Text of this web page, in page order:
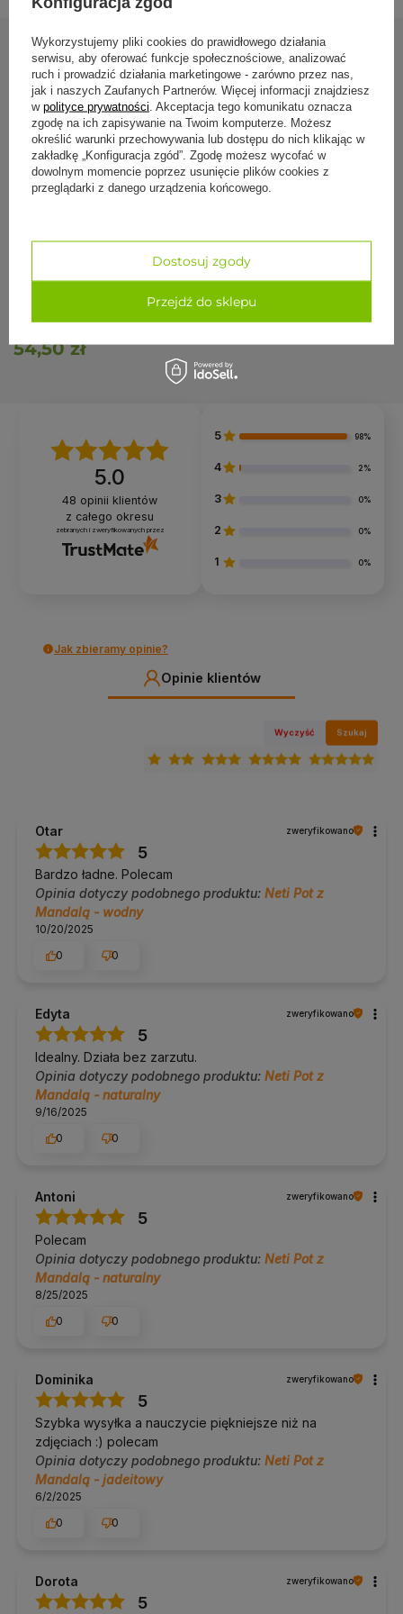
klocki do jogi
paski do jogi
wałki do jogi
inne akcesoria do jogi
W razie pytań napisz lub zadzwoń do nas690 447 426
Zobacz również
Neti Pot z Mandalą - wodny
54,50 zł
Neti Pot z
54,50 zł
5.0
48 opinii klientów
z całego okresu
zebranych i zweryfikowanych przez
5 98%
4 2%
3 0%
2 0%
1 0%
Jak zbieramy opinie?
Opinie klientów
Wyczyść Szukaj
Otar zweryfikowano
5
Bardzo ładne. Polecam
Opinia dotyczy podobnego produktu: Neti Pot z
Mandalą - wodny
10/20/2025
0
0
Edyta zweryfikowano
5
Idealny. Działa bez zarzutu.
Opinia dotyczy podobnego produktu: Neti Pot z
Mandalą - naturalny
9/16/2025
0
0
Antoni zweryfikowano
5
Polecam
Opinia dotyczy podobnego produktu: Neti Pot z
Mandalą - naturalny
8/25/2025
0
0
Dominika zweryfikowano
5
Szybka wysyłka a nauczycie piękniejsze niż na
zdjęciach :) polecam
Opinia dotyczy podobnego produktu: Neti Pot z
Mandalą - jadeitowy
6/2/2025
0
0
Dorota zweryfikowano
5
Wykorzystujemy pliki cookies do prawidłowego działania
serwisu, aby oferować funkcje społecznościowe, analizować
ruch i prowadzić działania marketingowe - zarówno przez nas,
jak i naszych Zaufanych Partnerów. Więcej informacji znajdziesz
w polityce prywatności . Akceptacja tego komunikatu oznacza
zgodę na ich zapisywanie na Twoim komputerze. Możesz
określić warunki przechowywania lub dostępu do nich klikając w
zakładkę „Konfiguracja zgód”. Zgodę możesz wycofać w
dowolnym momencie poprzez usunięcie plików cookies z
przeglądarki z danego urządzenia końcowego.
Dostosuj zgody
Przejdź do sklepu